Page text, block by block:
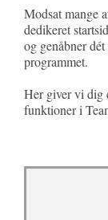
Modsat mange
dedikeret
og genåbner
programmet.
Her giver vi dig
funktioner i